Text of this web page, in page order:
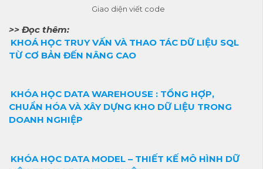
Giao diện viết code
>> Đọc thêm:
KHOÁ HỌC TRUY VẤN VÀ THAO TÁC DỮ LIỆU SQL
TỪ CƠ BẢN ĐẾN NÂNG CAO
KHÓA HỌC DATA WAREHOUSE : TỔNG HỢP,
CHUẨN HÓA VÀ XÂY DỰNG KHO DỮ LIỆU TRONG
DOANH NGHIỆP
KHÓA HỌC DATA MODEL – THIẾT KẾ MÔ HÌNH DỮ